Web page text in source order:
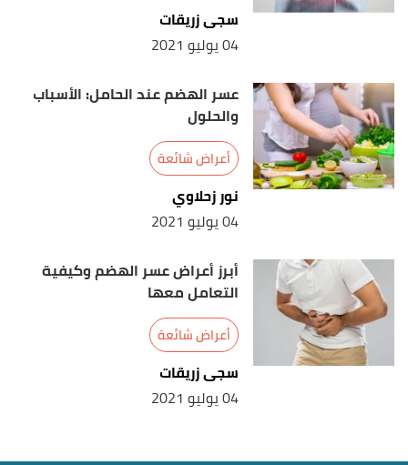
سجى زريقات
04 يوليو 2021
عسر الهضم عند الحامل: الأسباب
والحلول
أعراض شائعة
نور زحلاوي
04 يوليو 2021
أبرز أعراض عسر الهضم وكيفية
التعامل معها
أعراض شائعة
سجى زريقات
04 يوليو 2021